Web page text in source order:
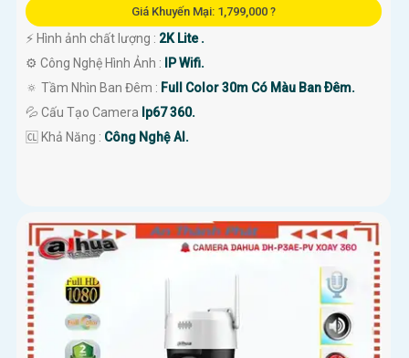
Giá Khuyến Mại: 1,799,000 ?
️⚡ Hình ảnh chất lượng : 2K Lite .
⚙ Công Nghệ Hình Ảnh :
IP Wifi.
🔅 Tầm Nhìn Ban Đêm : Full Color 30m Có Màu Ban Ðêm.
💦 Cấu Tạo Camera Ip67 360.
️🆑 Khả Năng : Công Nghệ AI.